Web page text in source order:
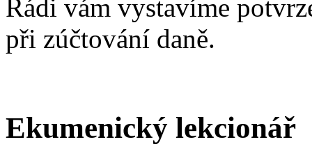
Rádi vám vystavíme
při zúčtování daně.
Ekumenický lekcionář